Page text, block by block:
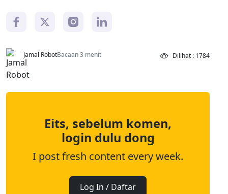
Jamal RobotBacaan 3 menit Dilihat : 1784
Eits, sebelum komen,
login dulu dong
I post fresh content every week.
Log In / Daftar